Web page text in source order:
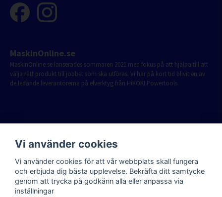
MaskinOnline.se
MaskinOnline.se lanserades sommaren 2021 med fokus på att hjälpa till att
välja rätt produkt till jobbet som ska utföras. Vi har på kort tid blivit en av
de ledande leverantörerna på elverktyg från HiKOKI Powertools.
Vi använder cookies
Vi använder cookies för att vår webbplats skall fungera
och erbjuda dig bästa upplevelse. Bekräfta ditt samtycke
genom att trycka på godkänn alla eller anpassa via
inställningar